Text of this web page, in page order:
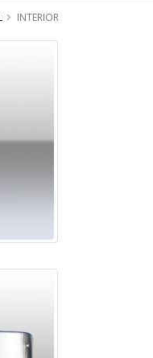
INTERIOR